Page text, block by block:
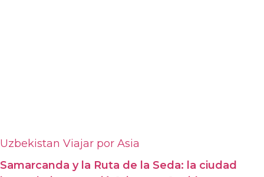
Uzbekistan Viajar por Asia
Samarcanda y la Ruta de la Seda: la ciudad